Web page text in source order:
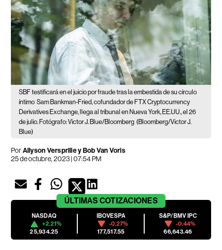
SBF testificará en el juicio por fraude tras la embestida de su círculo
íntimo Sam Bankman-Fried, cofundador de FTX Cryptocurrency
Derivatives Exchange, llega al tribunal en Nueva York, EE.UU., el 26
de julio. Fotógrafo: Victor J. Blue/Bloomberg (Bloomberg/Victor J.
Blue)
PorAllyson Versprille y Bob Van Voris
25 de octubre, 2023 | 07:54 PM
ÚLTIMAS COTIZACIONES
NASDAQ
+2.21%
25,934.25
IBOVESPA
-0.27%
177,517.55
S&P/BMV IPC
-0.44%
66,643.46